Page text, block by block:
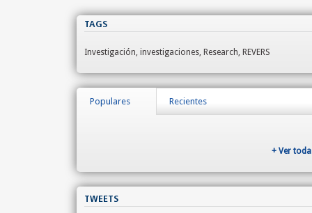
TAGS
Investigación, investigaciones, Research, REVERS
Populares Recientes
+ Ver
TWEETS